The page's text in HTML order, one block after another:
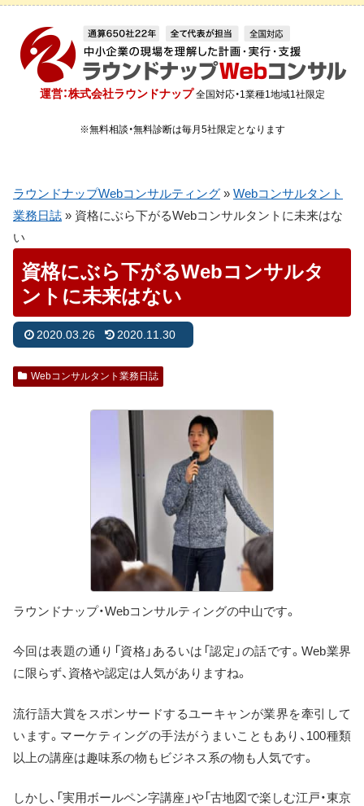
運営：株式会社ラウンドナップ 全国対応・1業種1地域1社限定
※無料相談・無料診断は毎月5社限定となります
ラウンドナップWebコンサルティング » Webコンサルタント
業務日誌 » 資格にぶら下がるWebコンサルタントに未来はな
い
資格にぶら下がるWebコンサルタ
ントに未来はない
2020.03.26 2020.11.30
Webコンサルタント業務日誌
ラウンドナップ・Webコンサルティングの中山です。
今回は表題の通り「資格」あるいは「認定」の話です。Web業界
に限らず、資格や認定は人気がありますね。
流行語大賞をスポンサードするユーキャンが業界を牽引して
います。マーケティングの手法がうまいこともあり、100種類
以上の講座は趣味系の物もビジネス系の物も人気です。
しかし、「実用ボールペン字講座」や「古地図で楽しむ江戸・東京